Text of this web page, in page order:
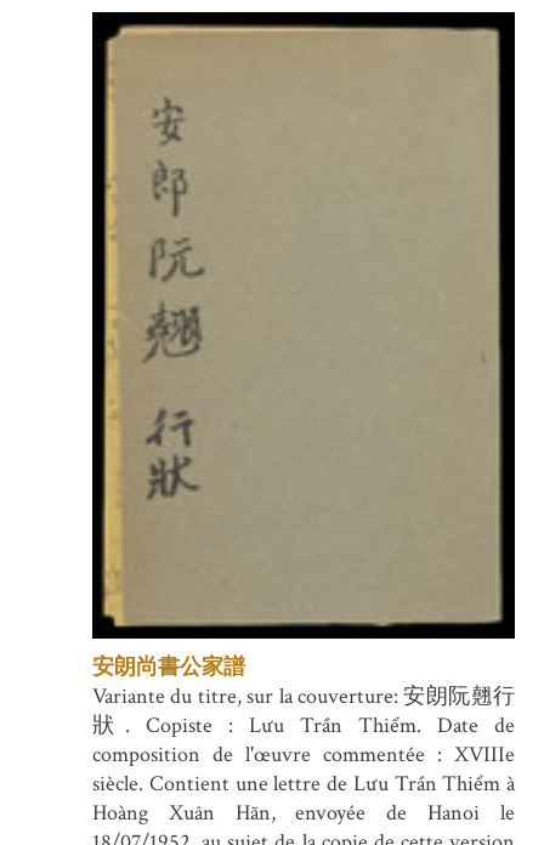
安朗尚書公家譜
Variante du titre, sur la couverture: 安朗阮翹行
狀. Copiste : Lưu Trần Thiểm. Date de
composition de l'œuvre commentée : XVIIIe
siècle. Contient une lettre de Lưu Trần Thiểm à
Hoàng Xuân Hãn, envoyée de Hanoi le